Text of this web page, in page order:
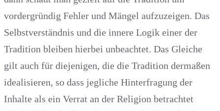
vordergründig Fehler und Mängel aufzuzeigen. Das
Selbstverständnis und die innere Logik einer der
Tradition bleiben hierbei unbeachtet. Das Gleiche
gilt auch für diejenigen, die die Tradition dermaßen
idealisieren, so dass jegliche Hinterfragung der
Inhalte als ein Verrat an der Religion betrachtet